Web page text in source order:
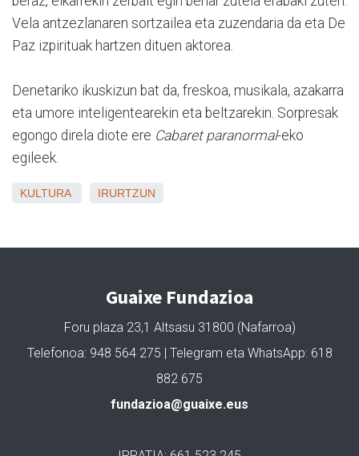
Vela antzezlanaren sortzailea eta zuzendaria da eta De
Paz izpirituak hartzen dituen aktorea.
Denetariko ikuskizun bat da, freskoa, musikala, azakarra
eta umore inteligentearekin eta beltzarekin. Sorpresak
egongo direla diote ere Cabaret paranormal-eko
egileek.
KULTURA IRURTZUN
Guaixe Fundazioa
Foru plaza 23,1 Altsasu 31800 (Nafarroa)
Telefonoa: 948 564 275 | Telegram eta WhatsApp: 618
882 675
fundazioa@guaixe.eus